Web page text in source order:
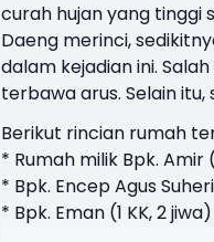
curah hujan yang tinggi
Daeng merinci,
dalam kejadian ini.
terbawa arus. Selain
Berikut rincian rumah
* Rumah milik Bpk. Amir
* Bpk. Encep Agus
* Bpk. Eman (1 KK, 2 jiwa)